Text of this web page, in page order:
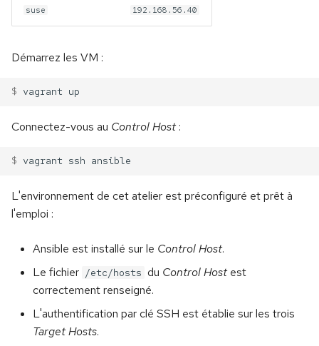
c
pour l'entreprise
Qui utilise Linux ?
dans le shell
Consulter l'aide en ligne :
Gérer les utilisateurs
Renommer des fichiers
Renommer des branches
Prise de tête avec HEAD
Retour vers le commit
Cloner un dépôt
Publier vos commits
Le pull request
Travailler en équipe
suse 192.168.56.40
Démarrez les VM :
$ vagrant
Connectez-vous au Control Host:
$ vagrant ssh
L'environnement de cet atelier est préconfiguré et prêt à
l'emploi :
Ansible est installé sur le Control Host.
Le fichier /etc/hosts du Control Hostest
correctement renseigné.
L'authentification par clé SSH est établie sur les trois
Target Hosts.